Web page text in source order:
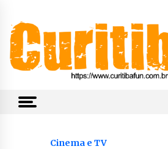
content
Cinema e TV